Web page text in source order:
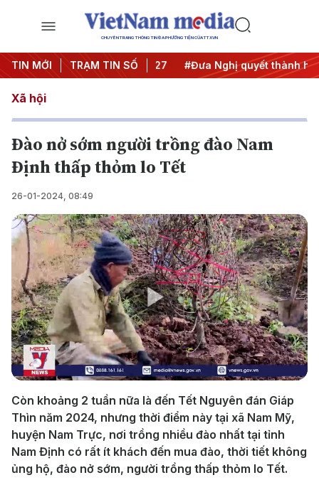
CHUYÊN TRANG THÔNG TIN ĐA PHƯƠNG TIỆN CỦA TTXVN
TIN MỚI TRẠM TIN SỐ
Trung ương 3 #APEC 2027 #Đưa Nghị quyết thành hành
Xã hội
Đào nở sớm người trồng đào Nam
Định thấp thỏm lo Tết
26-01-2024, 08:49
Play
Video
Còn khoảng 2 tuần nữa là đến Tết Nguyên đán Giáp
Thìn năm 2024, nhưng thời điểm này tại xã Nam Mỹ,
huyện Nam Trực, nơi trồng nhiều đào nhất tại tỉnh
Nam Định có rất ít khách đến mua đào, thời tiết không
ủng hộ, đào nở sớm, người trồng thấp thỏm lo Tết.